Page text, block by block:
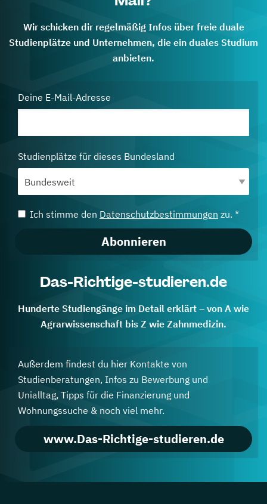
Wir schicken dir regelmäßig Infos über freie duale
Studienplätze und Unternehmen, die ein duales Studium
anbieten.
Deine E-Mail-Adresse
Studienplätze für dieses Bundesland
Ich stimme den Datenschutzbestimmungen zu. *
Abonnieren
Das-Richtige-studieren.de
Hunderte Studiengänge im Detail erklärt – von A wie
Agrarwissenschaft bis Z wie Zahnmedizin.
Außerdem findest du hier Kontakte von
Studienberatungen, Infos zu Bewerbung und
Unialltag, Tipps für die Finanzierung und
Wohnungssuche & noch viel mehr.
www.Das-Richtige-studieren.de